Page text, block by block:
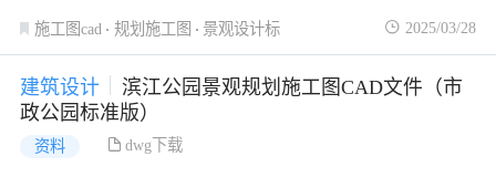
施工图cad 规划施工图 景观设计标 2025/03/28
建筑设计
滨江公园景观规划施工图CAD文件（市
政公园标准版）
资料 dwg下载